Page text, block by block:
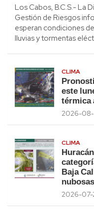
Los Cabos, B.C.S.- La
Gestión de Riesgos
esperan condiciones
lluvias y tormentas
CLIMA
este
térmica
2026-
CLIMA
Baja
nubosas
2026-07-